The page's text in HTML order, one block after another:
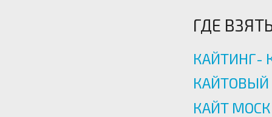
ГДЕ
КАЙТИНГ-
КАЙТОВЫЙ
КАЙТ